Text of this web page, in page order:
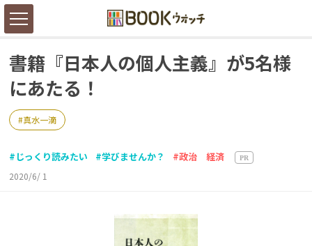
書籍『日本人の個人主義』が5名様
にあたる！
真水一滴
じっくり読みたい 学びませんか？ 政治 経済 PR
2020/6/ 1